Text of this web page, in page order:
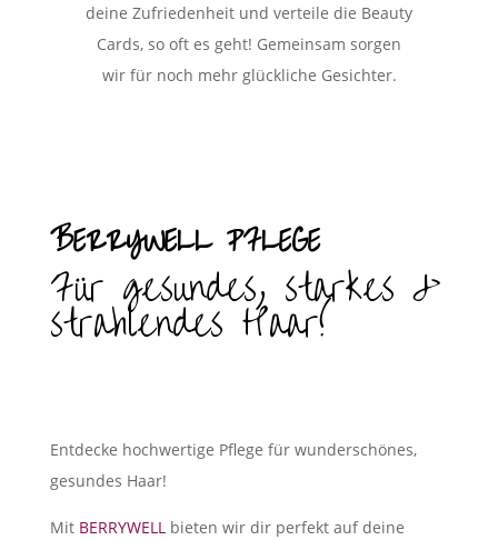
deine Zufriedenheit und verteile die Beauty
Cards, so oft es geht! Gemeinsam sorgen
wir für noch mehr glückliche Gesichter.
BERRYWELL PFLEGE
Für gesundes, starkes &
strahlendes Haar!
Entdecke hochwertige Pflege für wunderschönes,
gesundes Haar!
Mit BERRYWELLbieten wir dir perfekt auf deine